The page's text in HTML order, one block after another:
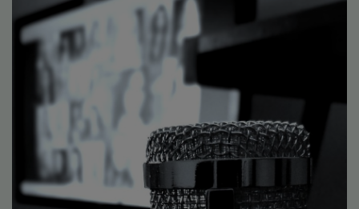
Radio
Emissions
Equipes
Podcasts
Photos